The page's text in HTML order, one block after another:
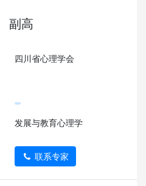
副高
四川省心理学会
发展与教育心理学
联系专家